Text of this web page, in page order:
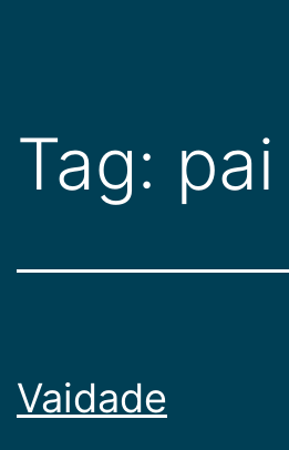
conteúdo
Tag: pai
Vaidade